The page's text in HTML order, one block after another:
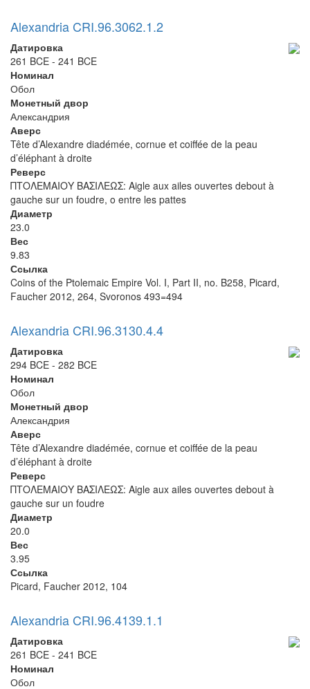
Alexandria CRI.96.3062.1.2
Датировка
261 BCE - 241 BCE
Номинал
Обол
Монетный двор
Александрия
Аверс
Tête d’Alexandre diadémée, cornue et coiffée de la peau
d’éléphant à droite
Реверс
ΠΤΟΛΕΜΑΙΟΥ ΒΑΣΙΛΕΩΣ: Aigle aux ailes ouvertes debout à
gauche sur un foudre, o entre les pattes
Диаметр
23.0
Вес
9.83
Ссылка
Coins of the Ptolemaic Empire Vol. I, Part II, no. B258, Picard,
Faucher 2012, 264, Svoronos 493=494
Alexandria CRI.96.3130.4.4
Датировка
294 BCE - 282 BCE
Номинал
Обол
Монетный двор
Александрия
Аверс
Tête d’Alexandre diadémée, cornue et coiffée de la peau
d’éléphant à droite
Реверс
ΠΤΟΛΕΜΑΙΟΥ ΒΑΣΙΛΕΩΣ: Aigle aux ailes ouvertes debout à
gauche sur un foudre
Диаметр
20.0
Вес
3.95
Ссылка
Picard, Faucher 2012, 104
Alexandria CRI.96.4139.1.1
Датировка
261 BCE - 241 BCE
Номинал
Обол